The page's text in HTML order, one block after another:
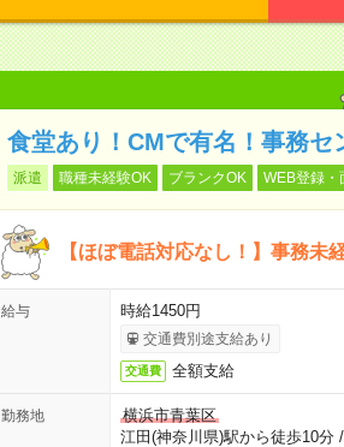
食堂あり！CMで有名！事務セ
派遣 職種未経験OK ブランクOK WEB登録・
【ほぼ電話対応なし！】事務未
給与 時給1450円
交通費別途支給あり
交通費 全額支給
勤務地
横浜市青葉区
江田(神奈川県)駅から徒歩10分/